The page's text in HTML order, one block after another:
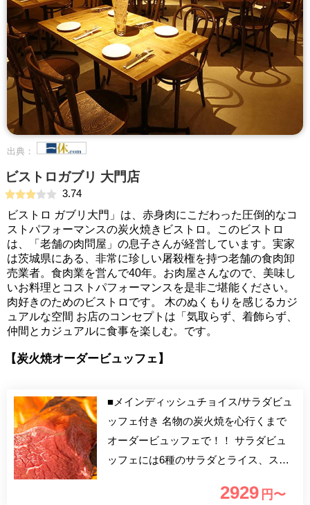
出典：
ビストロガブリ 大門店
3.74
ビストロ ガブリ大門」は、赤身肉にこだわった圧倒的なコ
ストパフォーマンスの炭火焼きビストロ。このビストロ
は、「老舗の肉問屋」の息子さんが経営しています。実家
は茨城県にある、非常に珍しい屠殺権を持つ老舗の食肉卸
売業者。食肉業を営んで40年。お肉屋さんなので、美味し
いお料理とコストパフォーマンスを是非ご堪能ください。
肉好きのためのビストロです。 木のぬくもりを感じるカジ
ュアルな空間 お店のコンセプトは「気取らず、着飾らず、
仲間とカジュアルに食事を楽しむ。です。
【炭火焼オーダービュッフェ】
■メインディッシュチョイス/サラダビュ
ッフェ付き 名物の炭火焼を心行くまで
オーダービュッフェで！！ サラダビュ
ッフェには6種のサラダとライス、スー
間は75分間！（お席90分制） ※食べ残
2929 円〜